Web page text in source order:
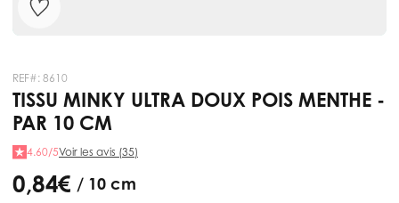
REF#: 8610
TISSU MINKY ULTRA DOUX POIS MENTHE -
PAR 10 CM
4.60/5Voir les avis (35)
0,84 € / 10 cm